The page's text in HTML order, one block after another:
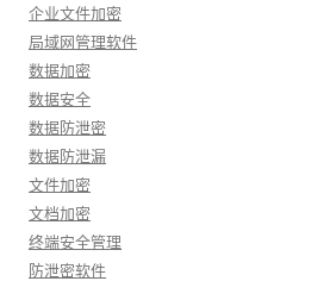
企业文件加密
局域网管理软件
数据加密
数据安全
数据防泄密
数据防泄漏
文件加密
文档加密
终端安全管理
防泄密软件